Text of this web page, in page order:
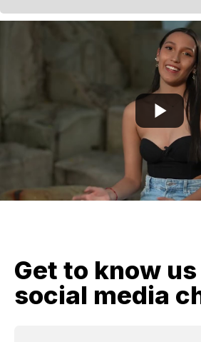
Get to know
social media